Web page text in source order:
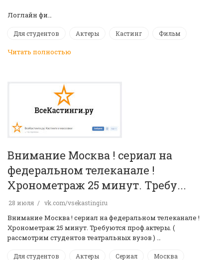
Логлайн фи…
Для студентов Актеры Кастинг Фильм
Читать полностью
Внимание Москва ! сериал на
федеральном телеканале !
Хронометраж 25 минут. Требу...
28 июля vk.com/vsekastingiru
Внимание Москва ! сериал на федеральном телеканале !
Хронометраж 25 минут. Требуются проф.актеры. (
рассмотрим студентов театральных вузов ) …
Для студентов Актеры Сериал Москва